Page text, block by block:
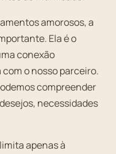
amorosos, a
Ela é o
conexão
o nosso parceiro.
compreender
necessidades
apenas à